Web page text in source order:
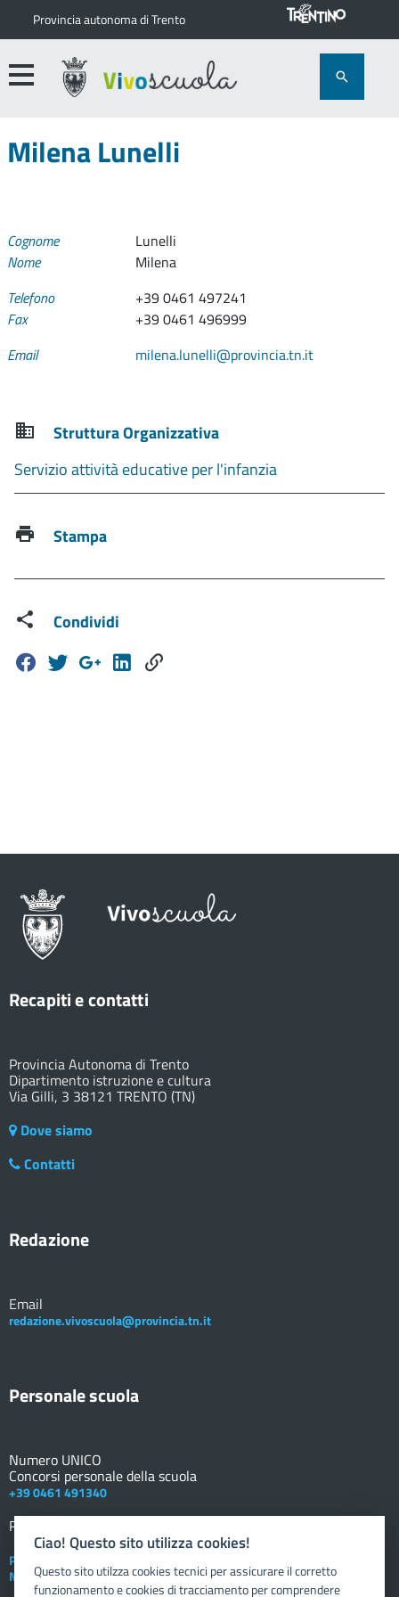
Provincia autonoma di Trento
Milena Lunelli
Cognome
Lunelli
Nome
Milena
Telefono
+39 0461 497241
Fax
+39 0461 496999
Email
milena.lunelli@provincia.tn.it
Struttura Organizzativa
Servizio attività educative per l'infanzia
Stampa
Condividi
Recapiti e contatti
Provincia Autonoma di Trento
Dipartimento istruzione e cultura
Via Gilli, 3 38121 TRENTO (TN)
Dove siamo
Contatti
Redazione
Email
redazione.vivoscuola@provincia.tn.it
Personale scuola
Numero UNICO
Concorsi personale della scuola
+39 0461 491340
Registro elettronico
Posta elettronica istituzionale
Nuovo sportello dipendente
Ciao! Questo sito utilizza cookies!
Questo sito utilzza cookies tecnici per assicurare il corretto
funzionamento e cookies di tracciamento per comprendere